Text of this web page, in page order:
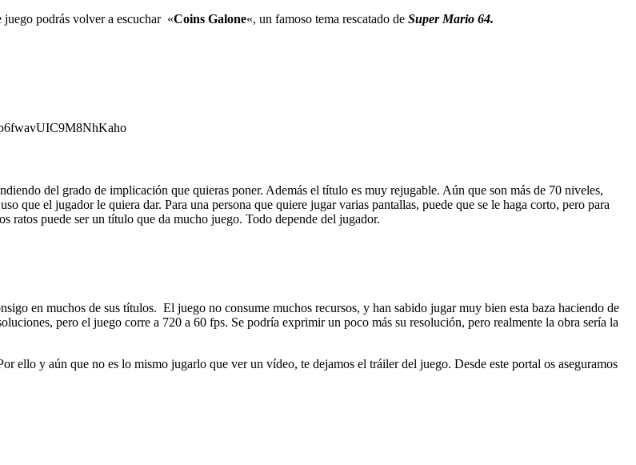
juego podrás volver a escuchar «Coins Galone«, un famoso tema rescatado de Super Mario 64.
del grado de implicación que quieras poner. Además el título es muy rejugable. Aún que son más de 70 niveles,
que el jugador le quiera dar. Para una persona que quiere jugar varias pantallas, puede que se le haga corto, pero para
ratos puede ser un título que da mucho juego. Todo depende del jugador.
en muchos de sus títulos. El juego no consume muchos recursos, y han sabido jugar muy bien esta baza haciendo de
pero el juego corre a 720 a 60 fps. Se podría exprimir un poco más su resolución, pero realmente la obra sería la
ello y aún que no es lo mismo jugarlo que ver un vídeo, te dejamos el tráiler del juego. Desde este portal os aseguramos